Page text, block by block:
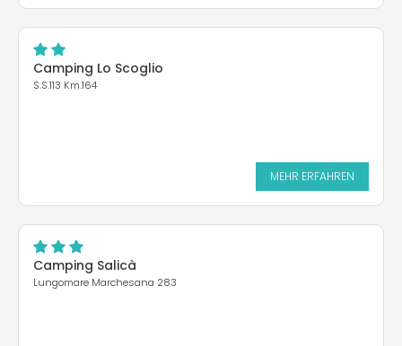
Camping Lo Scoglio
S.S.113 Km.164
MEHR ERFAHREN
Camping Salicà
Lungomare Marchesana 283